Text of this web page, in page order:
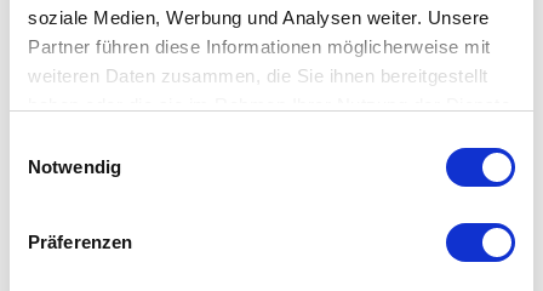
soziale Medien, Werbung und Analysen weiter. Unsere
Partner führen diese Informationen möglicherweise mit
weiteren Daten zusammen, die Sie ihnen bereitgestellt
Notwendig
Präferenzen